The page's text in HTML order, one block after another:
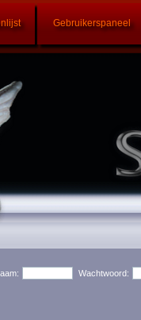
Gebruikerspaneel
Wachtwoord: